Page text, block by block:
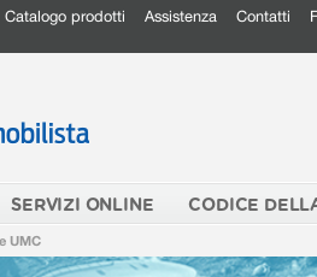
Catalogo prodotti Assistenza Contatti
SERVIZI ONLINE CODICE
UMC